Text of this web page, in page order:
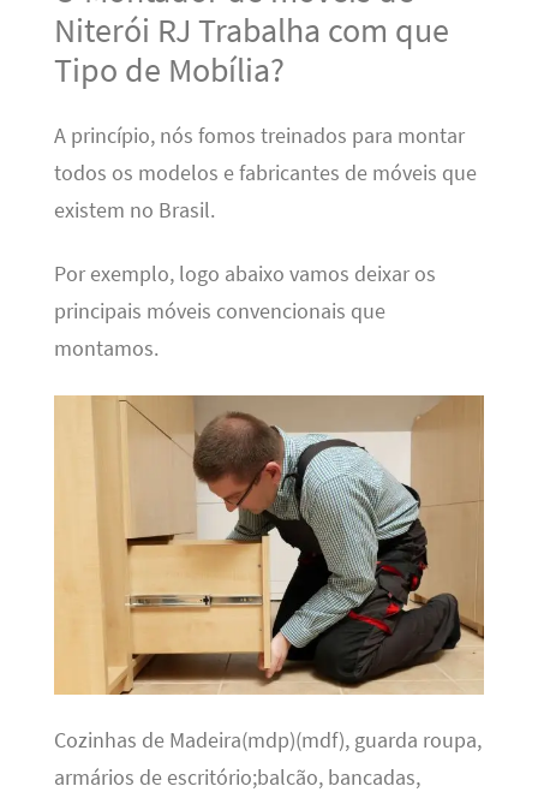
Niterói RJ Trabalha com que
Tipo de Mobília?
A princípio, nós fomos treinados para montar
todos os modelos e fabricantes de móveis que
existem no Brasil.
Por exemplo, logo abaixo vamos deixar os
principais móveis convencionais que
montamos.
Cozinhas de Madeira(mdp)(mdf), guarda roupa,
armários de escritório;balcão, bancadas,